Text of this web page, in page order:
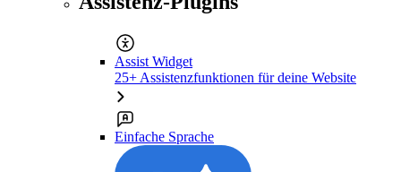
Assist Widget
25+ Assistenzfunktionen für deine Website
Einfache Sprache